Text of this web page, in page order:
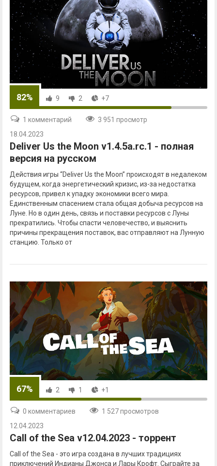
82% 9 2 +7
1 комментарий
3 951 просмотр
18.04.2023
Deliver Us the Moon v1.4.5a.rc.1 - полная
версия на русском
Действия игры “Deliver Us the Moon” происходят в недалеком
будущем, когда энергетический кризис, из-за недостатка
ресурсов, привел к упадку экономики всего мира.
Единственным спасением стала общая добыча ресурсов на
Луне. Но в один день, связь и поставки ресурсов с Луны
прекратились. Чтобы спасти человечество, и выяснить
причины прекращения поставок, вас отправляют на Лунную
станцию. Только от
67% 2 1 +1
0 комментариев
1 527 просмотров
12.04.2023
Call of the Sea v12.04.2023 - торрент
Call of the Sea - это игра создана в лучших традициях
приключений Индианы Джонса и Лары Крофт. Сыграйте за